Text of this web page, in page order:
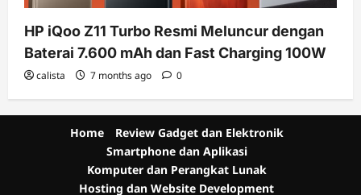
HP iQoo Z11 Turbo Resmi Meluncur dengan
Baterai 7.600 mAh dan Fast Charging 100W
calista 7 months ago 0
Home
Review Gadget dan Elektronik
Smartphone dan Aplikasi
Komputer dan Perangkat Lunak
Hosting dan Website Development